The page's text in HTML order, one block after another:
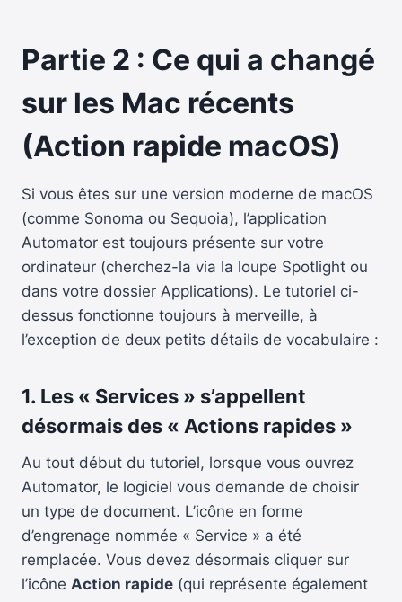
Partie 2 : Ce qui a changé
sur les Mac récents
(Action rapide macOS)
Si vous êtes sur une version moderne de macOS
(comme Sonoma ou Sequoia), l’application
Automator est toujours présente sur votre
ordinateur (cherchez-la via la loupe Spotlight ou
dans votre dossier Applications). Le tutoriel ci-
dessus fonctionne toujours à merveille, à
l’exception de deux petits détails de vocabulaire :
1. Les « Services » s’appellent
désormais des « Actions rapides »
Au tout début du tutoriel, lorsque vous ouvrez
Automator, le logiciel vous demande de choisir
un type de document. L’icône en forme
d’engrenage nommée « Service » a été
remplacée. Vous devez désormais cliquer sur
l’icône Action rapide (qui représente également